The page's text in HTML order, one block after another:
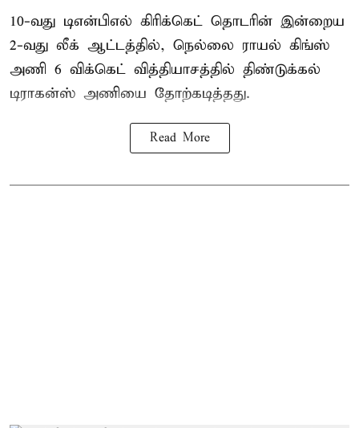
10-வது டிஎன்பிஎல் கிரிக்கெட் தொடரின் இன்றைய
2-வது லீக் ஆட்டத்தில், நெல்லை ராயல் கிங்ஸ்
அணி 6 விக்கெட் வித்தியாசத்தில் திண்டுக்கல்
டிராகன்ஸ் அணியை தோற்கடித்தது.
Read More